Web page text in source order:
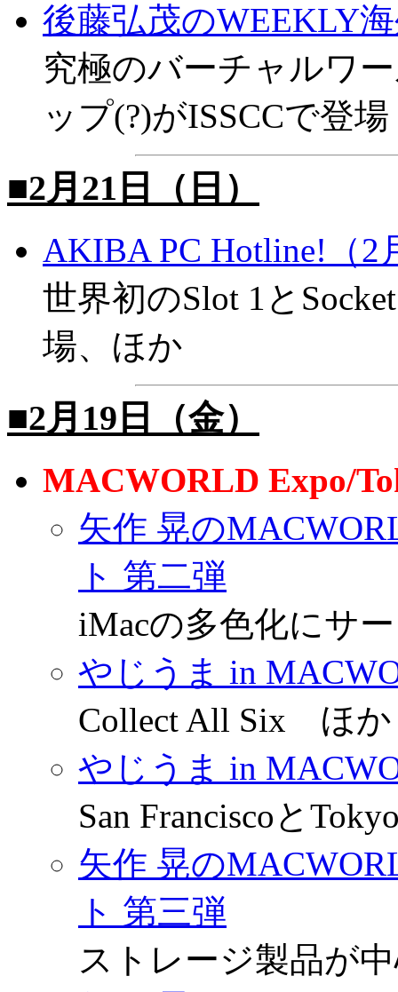
後藤弘茂のWEEKLY
究極のバーチャルワ
ップ(?)がISSCCで登場
■2月21日（日）
AKIBA PC Hotline!（2
世界初のSlot 1と
場、ほか
■2月19日（金）
MACWORLD Expo/
矢作 晃の
ト 第二弾
iMacの多色化にサ
やじうま in
Collect All Six ほか
やじうま in
San Franciscoと
矢作 晃の
ト 第三弾
ストレージ製品が